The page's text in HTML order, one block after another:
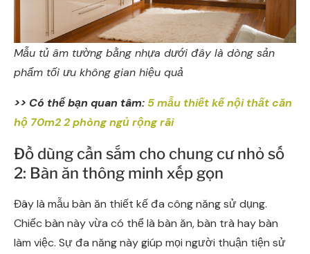
Mẫu tủ âm tường bằng nhựa dưới đây là dòng sản
phẩm tối ưu không gian hiệu quả
>> Có thể bạn quan tâm: 5 mẫu thiết kế nội thất căn
hộ 70m2 2 phòng ngủ rộng rãi
Đồ dùng cần sắm cho chung cư nhỏ số
2: Bàn ăn thông minh xếp gọn
Đây là mẫu bàn ăn thiết kế đa công năng sử dụng.
Chiếc bàn này vừa có thể là bàn ăn, bàn trà hay bàn
làm việc. Sự đa năng này giúp mọi người thuận tiện sử